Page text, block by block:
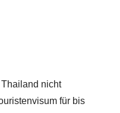
nicht
für bis